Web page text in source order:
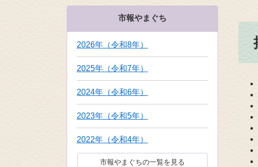
市報やまぐち
2026年（令和8年）
2025年（令和7年）
2024年（令和6年）
2023年（令和5年）
2022年（令和4年）
市報やまぐちの一覧を見る